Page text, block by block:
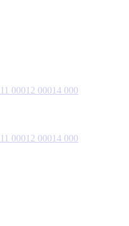
11 00012 00014 000
11 00012 00014 000